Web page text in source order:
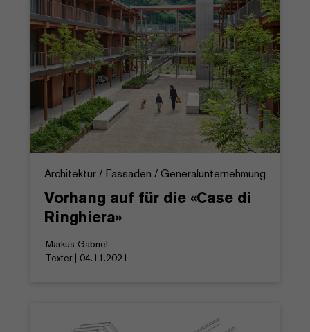
Architektur / Fassaden / Generalunternehmung
Vorhang auf für die «Case di
Ringhiera»
Markus Gabriel
Texter | 04.11.2021